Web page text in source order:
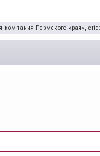
Пермского края», erid: